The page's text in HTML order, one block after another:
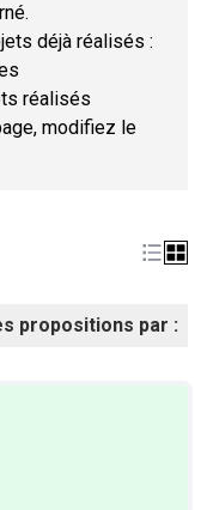
déjà réalisés :
réalisés
modifiez le
propositions par :